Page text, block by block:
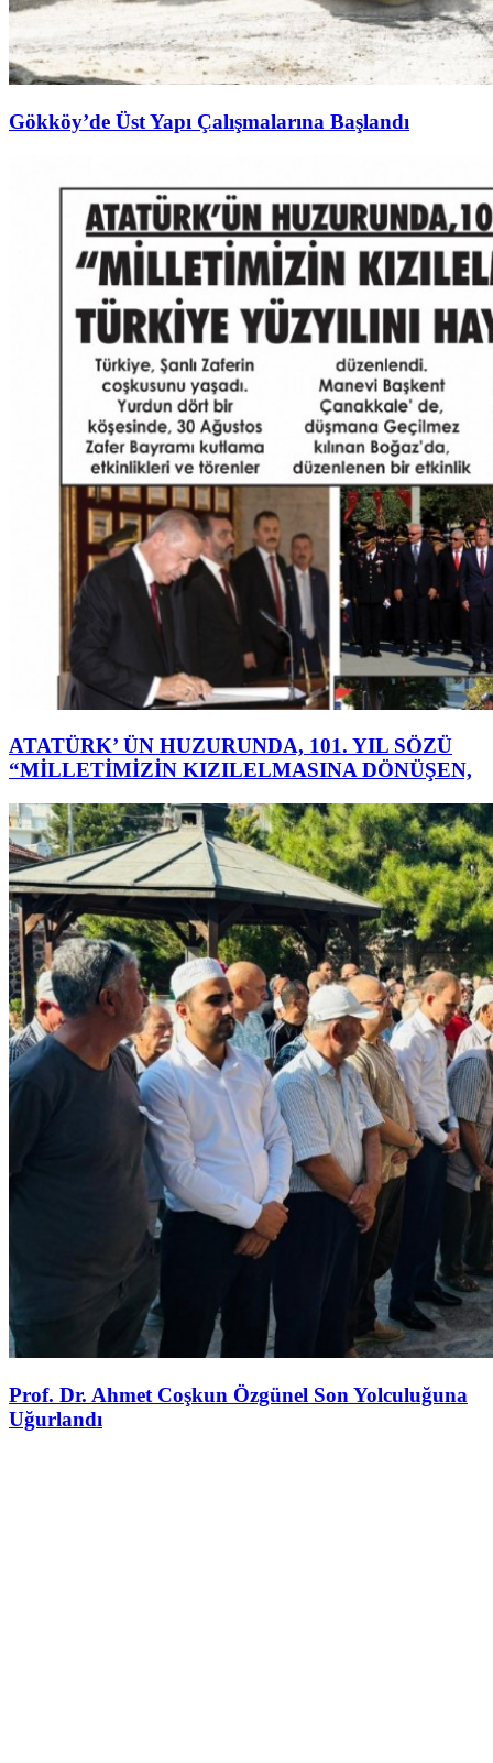
Gökköy’de Üst Yapı Çalışmalarına Başlandı
ATATÜRK’ ÜN HUZURUNDA, 101. YIL SÖZÜ
“MİLLETİMİZİN KIZILELMASINA DÖNÜŞEN,
Prof. Dr. Ahmet Coşkun Özgünel Son Yolculuğuna
Uğurlandı